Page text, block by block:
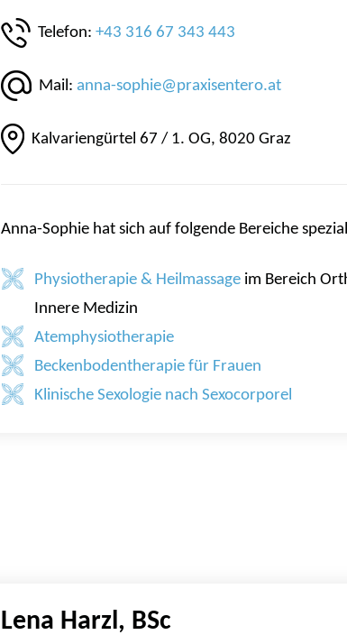
Telefon: +43 316 67 343 443
Mail: anna-sophie@praxisentero.at
Kalvariengürtel 67 / 1. OG, 8020 Graz
Anna-Sophie hat sich auf folgende Bereiche
Physiotherapie & Heilmassage im Bereich
Innere Medizin
Atemphysiotherapie
Beckenbodentherapie für Frauen
Klinische Sexologie nach Sexocorporel
Lena Harzl, BSc